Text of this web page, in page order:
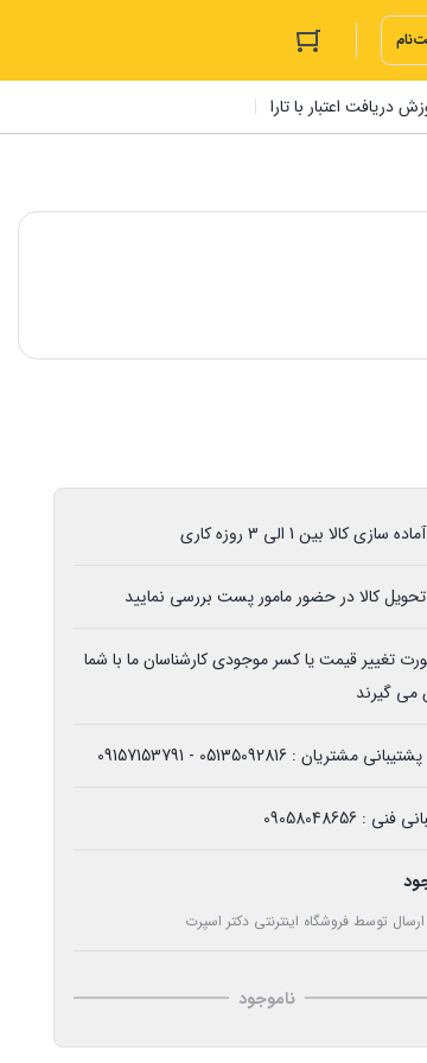
دریافت اعتبار با تارا
سازی کالا بین 1 الی 3 روزه کاری
کالا در حضور مامور پست بررسی نمایید
تغییر قیمت یا کسر موجودی کارشناسان ما با شما
می گیرند
مشتریان : 05135092816 - 09157153791
: 09058048656
ارسال توسط فروشگاه اینترنتی دکتر اسپرت
ناموجود